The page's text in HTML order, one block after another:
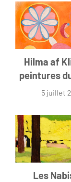
Hilma af
peintures
5 juillet
Les